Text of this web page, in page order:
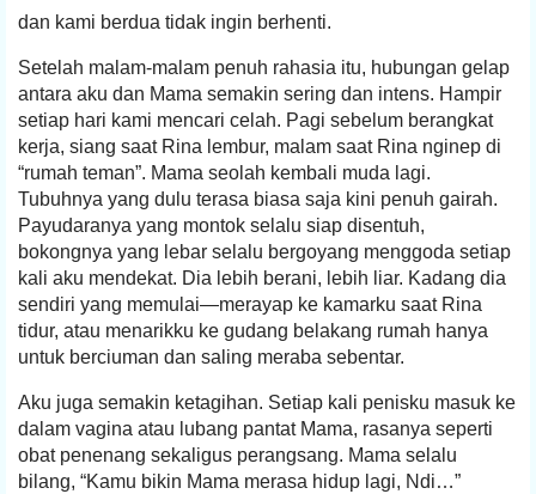
dan kami berdua tidak ingin berhenti.
Setelah malam-malam penuh rahasia itu, hubungan gelap
antara aku dan Mama semakin sering dan intens. Hampir
setiap hari kami mencari celah. Pagi sebelum berangkat
kerja, siang saat Rina lembur, malam saat Rina nginep di
“rumah teman”. Mama seolah kembali muda lagi.
Tubuhnya yang dulu terasa biasa saja kini penuh gairah.
Payudaranya yang montok selalu siap disentuh,
bokongnya yang lebar selalu bergoyang menggoda setiap
kali aku mendekat. Dia lebih berani, lebih liar. Kadang dia
sendiri yang memulai—merayap ke kamarku saat Rina
tidur, atau menarikku ke gudang belakang rumah hanya
untuk berciuman dan saling meraba sebentar.
Aku juga semakin ketagihan. Setiap kali penisku masuk ke
dalam vagina atau lubang pantat Mama, rasanya seperti
obat penenang sekaligus perangsang. Mama selalu
bilang, “Kamu bikin Mama merasa hidup lagi, Ndi…”